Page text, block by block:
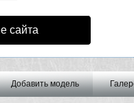
сайта
Добавить модель